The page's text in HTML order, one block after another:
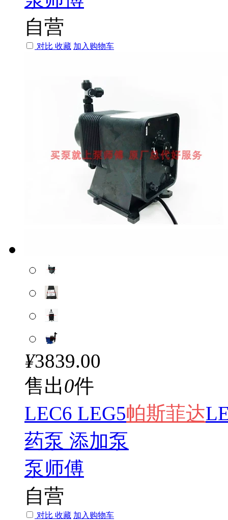
自营
对比 收藏 加入购物车
¥3839.00
售出0件
LEC6 LEG5帕斯菲达
药泵 添加泵
泵师傅
自营
对比 收藏 加入购物车